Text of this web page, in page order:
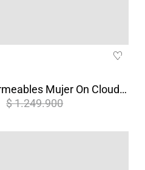
Botas Impermeables Mujer On Cloudrock Mid WP Negro
$ 1.249.900